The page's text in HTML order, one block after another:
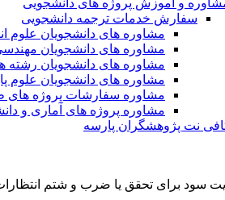
سفارش خدمات ترجمه دانشجویی
مشاوره های دانشجویان علوم
مشاوره های دانشجویان
مشاوره های دانشجویان رشته
مشاوره های دانشجویان علوم
مشاوره سفارشات پروژه های
مشاوره پروژه های آماری و
نت پژوهشگران پارسه
سود برای تحقق یا ضرب و شتم